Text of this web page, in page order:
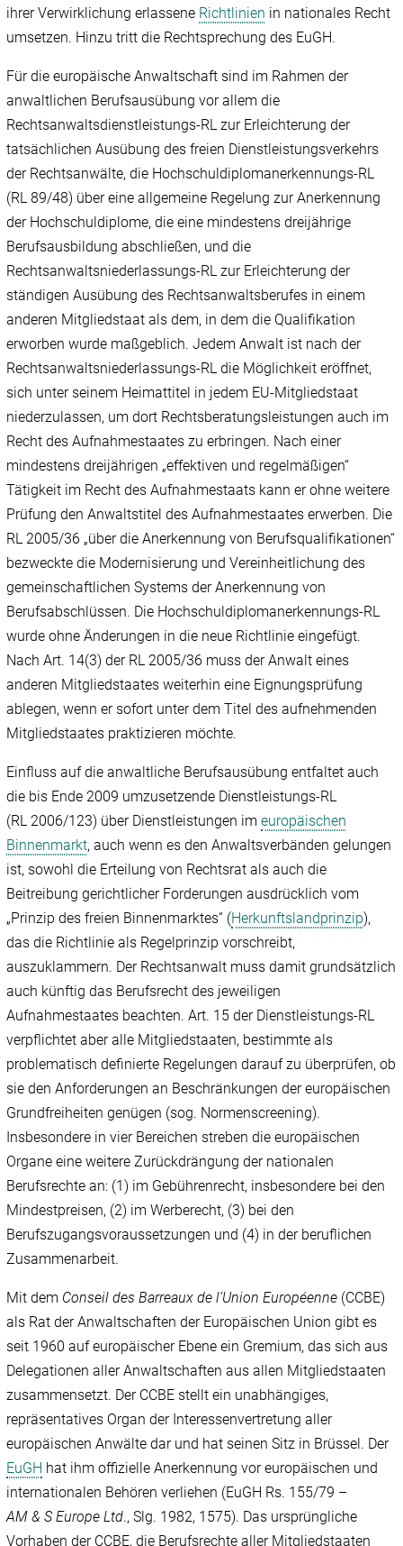
ihrer Verwirklichung erlassene Richtlinien in nationales Recht
umsetzen. Hinzu tritt die Rechtsprechung des EuGH.
Für die europäische Anwaltschaft sind im Rahmen der
anwaltlichen Berufsausübung vor allem die
Rechtsanwaltsdienstleistungs-RL zur Erleichterung der
tatsächlichen Ausübung des freien Dienstleistungsverkehrs
der Rechtsanwälte, die Hochschuldiplomanerkennungs-RL
(RL 89/48) über eine allgemeine Regelung zur Anerkennung
der Hochschuldiplome, die eine mindestens dreijährige
Berufsausbildung abschließen, und die
Rechtsanwaltsniederlassungs-RL zur Erleichterung der
ständigen Ausübung des Rechtsanwaltsberufes in einem
anderen Mitgliedstaat als dem, in dem die Qualifikation
erworben wurde maßgeblich. Jedem Anwalt ist nach der
Rechtsanwaltsniederlassungs-RL die Möglichkeit eröffnet,
sich unter seinem Heimattitel in jedem EU-Mitgliedstaat
niederzulassen, um dort Rechtsberatungsleistungen auch im
Recht des Aufnahmestaates zu erbringen. Nach einer
mindestens dreijährigen „effektiven und regelmäßigen“
Tätigkeit im Recht des Aufnahmestaats kann er ohne weitere
Prüfung den Anwaltstitel des Aufnahmestaates erwerben. Die
RL 2005/36 „über die Anerkennung von Berufsqualifikationen“
bezweckte die Modernisierung und Vereinheitlichung des
gemeinschaftlichen Systems der Anerkennung von
Berufsabschlüssen. Die Hochschuldiplomanerkennungs-RL
wurde ohne Änderungen in die neue Richtlinie eingefügt.
Nach Art. 14(3) der RL 2005/36 muss der Anwalt eines
anderen Mitgliedstaates weiterhin eine Eignungsprüfung
ablegen, wenn er sofort unter dem Titel des aufnehmenden
Mitgliedstaates praktizieren möchte.
Einfluss auf die anwaltliche Berufsausübung entfaltet auch
die bis Ende 2009 umzusetzende Dienstleistungs-RL
(RL 2006/123) über Dienstleistungen imeuropäischen
Binnenmarkt, auch wenn es den Anwaltsverbänden gelungen
ist, sowohl die Erteilung von Rechtsrat als auch die
Beitreibung gerichtlicher Forderungen ausdrücklich vom
„Prinzip des freien Binnenmarktes“ (Herkunftslandprinzip),
das die Richtlinie als Regelprinzip vorschreibt,
auszuklammern. Der Rechtsanwalt muss damit grundsätzlich
auch künftig das Berufsrecht des jeweiligen
Aufnahmestaates beachten. Art. 15 der Dienstleistungs-RL
verpflichtet aber alle Mitgliedstaaten, bestimmte als
problematisch definierte Regelungen darauf zu überprüfen, ob
sie den Anforderungen an Beschränkungen der europäischen
Grundfreiheiten genügen (sog. Normenscreening).
Insbesondere in vier Bereichen streben die europäischen
Organe eine weitere Zurückdrängung der nationalen
Berufsrechte an: (1) im Gebührenrecht, insbesondere bei den
Mindestpreisen, (2) im Werberecht, (3) bei den
Berufszugangsvoraussetzungen und (4) in der beruflichen
Zusammenarbeit.
Mit dem Conseil des Barreaux de l’Union Européenne (CCBE)
als Rat der Anwaltschaften der Europäischen Union gibt es
seit 1960 auf europäischer Ebene ein Gremium, das sich aus
Delegationen aller Anwaltschaften aus allen Mitgliedstaaten
zusammensetzt. Der CCBE stellt ein unabhängiges,
repräsentatives Organ der Interessenvertretung aller
europäischen Anwälte dar und hat seinen Sitz in Brüssel. Der
EuGH hat ihm offizielle Anerkennung vor europäischen und
internationalen Behören verliehen (EuGH Rs. 155/79 –
AM & S Europe Ltd., Slg. 1982, 1575). Das ursprüngliche
Vorhaben der CCBE, die Berufsrechte aller Mitgliedstaaten